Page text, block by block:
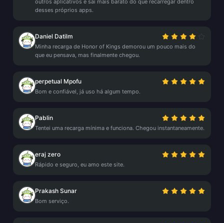
outros aplicativos e sai mais barato do que recarregar dentro
desses próprios apps.
Daniel Datilm
Minha recarga de Honor of Kings demorou um pouco mais do
que eu pensava, mas finalmente chegou.
perpetual Mpofu
Bom e confiável, já uso há algum tempo.
Pablin
Tentei uma recarga mínima e funciona. Chegou instantaneamente.
eraj zero
Rápido e seguro, eu amo este site.
Prakash Sunar
Bom serviço.